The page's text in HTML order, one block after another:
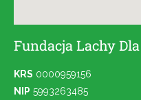
Fundacja Lachy
KRS 0000959156
NIP 5993263485